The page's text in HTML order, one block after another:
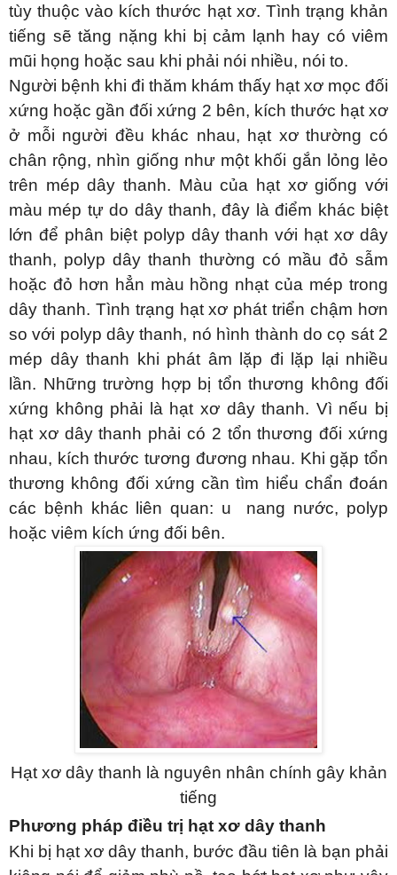
tùy thuộc vào kích thước hạt xơ. Tình trạng khản
tiếng sẽ tăng nặng khi bị cảm lạnh hay có viêm
mũi họng hoặc sau khi phải nói nhiều, nói to.
Người bệnh khi đi thăm khám thấy hạt xơ mọc đối
xứng hoặc gần đối xứng 2 bên, kích thước hạt xơ
ở mỗi người đều khác nhau, hạt xơ thường có
chân rộng, nhìn giống như một khối gắn lỏng lẻo
trên mép dây thanh. Màu của hạt xơ giống với
màu mép tự do dây thanh, đây là điểm khác biệt
lớn để phân biệt polyp dây thanh với hạt xơ dây
thanh, polyp dây thanh thường có mầu đỏ sẫm
hoặc đỏ hơn hẳn màu hồng nhạt của mép trong
dây thanh. Tình trạng hạt xơ phát triển chậm hơn
so với polyp dây thanh, nó hình thành do cọ sát 2
mép dây thanh khi phát âm lặp đi lặp lại nhiều
lần. Những trường hợp bị tổn thương không đối
xứng không phải là hạt xơ dây thanh. Vì nếu bị
hạt xơ dây thanh phải có 2 tổn thương đối xứng
nhau, kích thước tương đương nhau. Khi gặp tổn
thương không đối xứng cần tìm hiểu chẩn đoán
các bệnh khác liên quan: u nang nước, polyp
hoặc viêm kích ứng đối bên.
Hạt xơ dây thanh là nguyên nhân chính gây khản
tiếng
Phương pháp điều trị hạt xơ dây thanh
Khi bị hạt xơ dây thanh, bước đầu tiên là bạn phải